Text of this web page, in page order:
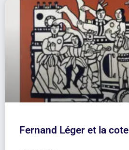
Fernand Léger et la cote